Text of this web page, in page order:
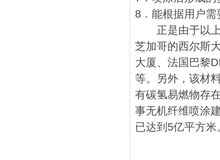
8 ．能根据用户
正是由于以上
芝加哥的西尔斯
大厦、法国巴黎
等。另外，该材
有碳氢易燃物存
事无机纤维喷涂
已达到 5亿平方米